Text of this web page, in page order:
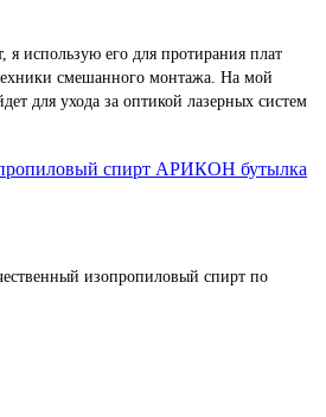
я использую его для протирания плат
смешанного монтажа. На мой
для ухода за оптикой лазерных систем
спирт АРИКОН бутылка
изопропиловый спирт по